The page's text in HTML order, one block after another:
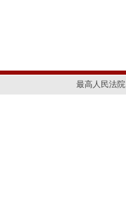
最高人民法院